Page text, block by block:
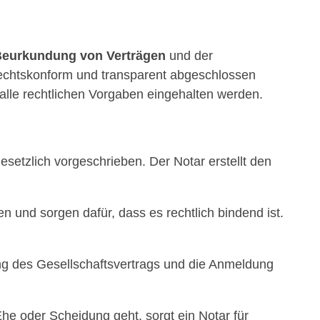
von Verträgen und der
und transparent abgeschlossen
rechtlichen Vorgaben eingehalten werden.
vorgeschrieben. Der Notar erstellt den
und sorgen dafür, dass es rechtlich bindend ist.
des Gesellschaftsvertrags und die Anmeldung
oder Scheidung geht, sorgt ein Notar für